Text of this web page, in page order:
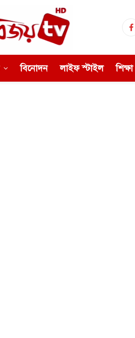
বিনোদন লাইফ স্টাইল শিক্ষা